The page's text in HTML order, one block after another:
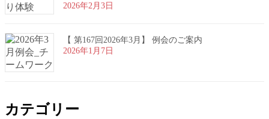
2026年2月3日
【 第167回2026年3月】 例会のご案内
2026年1月7日
カテゴリー